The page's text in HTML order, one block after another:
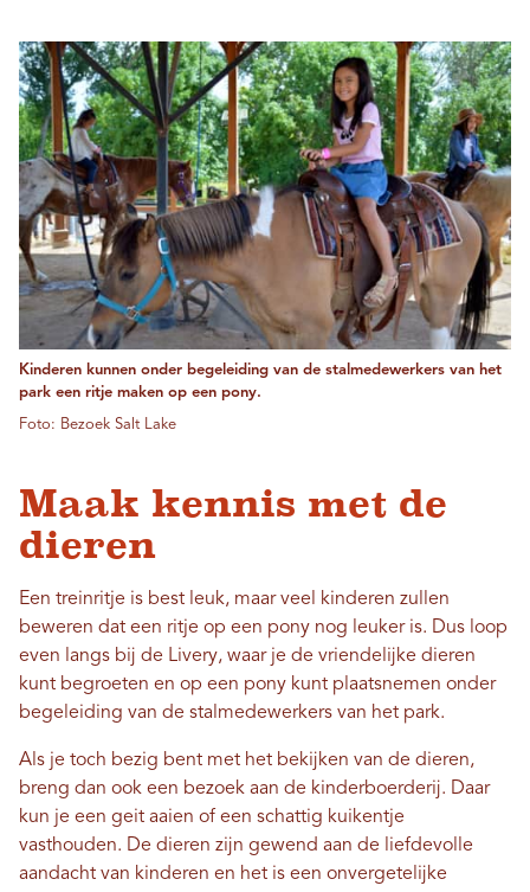
Kinderen kunnen onder begeleiding van de stalmedewerkers van het
park een ritje maken op een pony.
Foto: Bezoek Salt Lake
Maak kennis met de
dieren
Een treinritje is best leuk, maar veel kinderen zullen
beweren dat een ritje op een pony nog leuker is. Dus loop
even langs bij de Livery, waar je de vriendelijke dieren
kunt begroeten en op een pony kunt plaatsnemen onder
begeleiding van de stalmedewerkers van het park.
Als je toch bezig bent met het bekijken van de dieren,
breng dan ook een bezoek aan de kinderboerderij. Daar
kun je een geit aaien of een schattig kuikentje
vasthouden. De dieren zijn gewend aan de liefdevolle
aandacht van kinderen en het is een onvergetelijke